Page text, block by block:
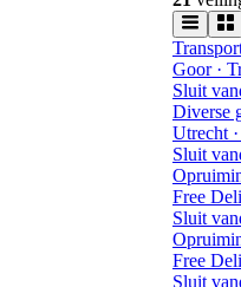
Goor ·
Sluit
Diverse
Utrecht
Sluit
Free
Sluit
Free
Sluit